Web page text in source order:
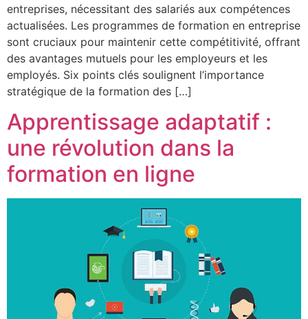
entreprises, nécessitant des salariés aux compétences
actualisées. Les programmes de formation en entreprise
sont cruciaux pour maintenir cette compétitivité, offrant
des avantages mutuels pour les employeurs et les
employés. Six points clés soulignent l’importance
stratégique de la formation des […]
Apprentissage adaptatif :
une révolution dans la
formation en ligne